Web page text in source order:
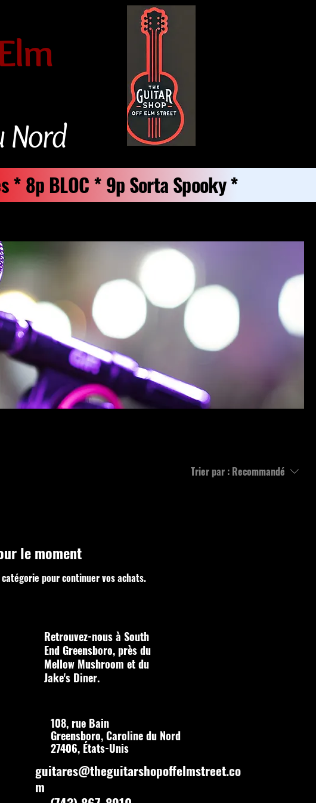
Nord
* 8p BLOC * 9p Sorta Spooky *
Trier par : Recommandé
le moment
pour continuer vos achats.
Retrouvez-nous à South
End Greensboro, près du
Mellow Mushroom et du
Jake's Diner.
108, rue Bain
Greensboro, Caroline du Nord
27406, États-Unis
guitares@theguitarshopoffelmstreet.co
m